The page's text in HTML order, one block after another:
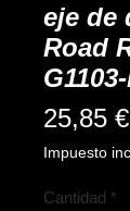
eje de
Road
25,85 €
Impuesto
Cantidad *